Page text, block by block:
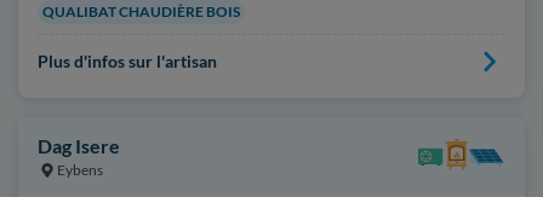
QUALIBAT CHAUDIÈRE BOIS
Plus d'infos sur l'artisan
Dag Isere
Eybens